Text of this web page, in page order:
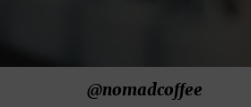
@nomadcoffee